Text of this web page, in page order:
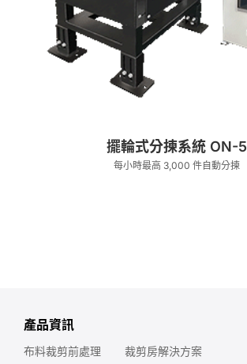
擺輪式分揀系統 ON-5
每小時最高 3,000 件自動分揀
產品資訊
布料裁剪前處理
裁剪房解決方案